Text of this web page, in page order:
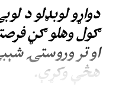
دواړو لوبډلو د
ګول وهلو ګڼ
او تر وروستۍ
هڅې وکړې.